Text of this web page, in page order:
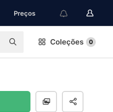
Preços
Coleções 0